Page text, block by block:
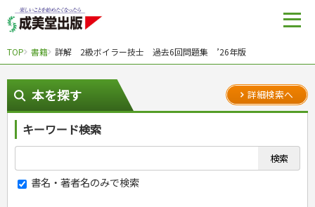
TOP 書籍 詳解 2級ボイラー技士 過去6回問題集 ’26年版
本を探す 詳細検索へ
キーワード検索
書名・著者名のみで検索